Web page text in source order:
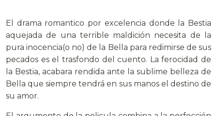
El drama romantico por excelencia donde la Bestia
aquejada de una terrible maldición necesita de la
pura inocencia(o no) de la Bella para redimirse de sus
pecados es el trasfondo del cuento. La ferocidad de
la Bestia, acabara rendida ante la sublime belleza de
Bella que siempre tendrá en sus manos el destino de
su amor.